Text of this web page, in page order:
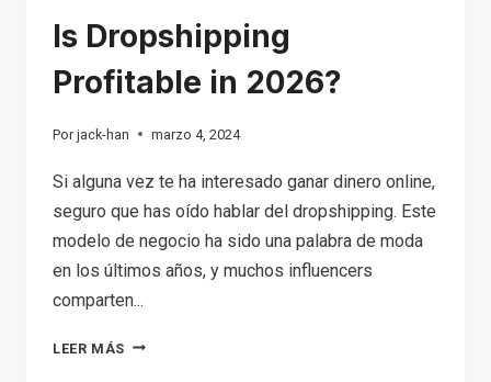
Is Dropshipping
Profitable in 2026?
Por jack-han marzo 4, 2024
Si alguna vez te ha interesado ganar dinero online,
seguro que has oído hablar del dropshipping. Este
modelo de negocio ha sido una palabra de moda
en los últimos años, y muchos influencers
comparten...
LEER MÁS IS